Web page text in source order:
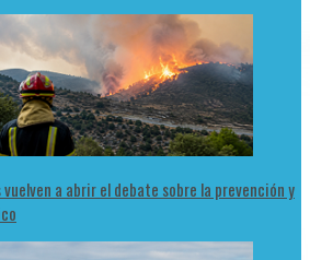
a abrir el debate sobre la prevención y